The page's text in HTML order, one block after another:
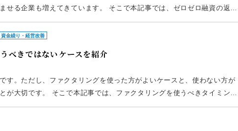
せる企業も増えてきています。 そこで本記事では、ゼロゼロ融資の返済
ローチャートや、ゼロゼロ融資を返済できない場合に想定されるリスク
資金繰り・経営改善
べきではないケースを紹介
す。ただし、ファクタリングを使った方がよいケースと、使わない方が
が大切です。 そこで本記事では、ファクタリングを使うべきタイミング
ングを利用するかどうか迷っている場合は、ぜひ参考にしてください。